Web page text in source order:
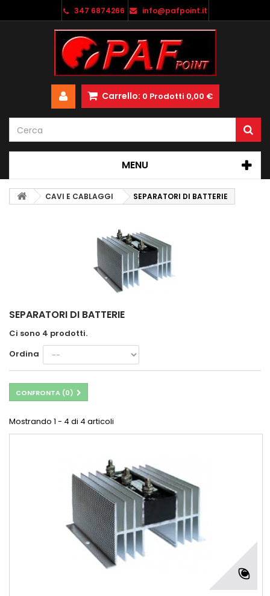
347 6874266 info@pafpoint.it
Carrello: 0 Prodotti 0,00 €
MENU
CAVI E CABLAGGI SEPARATORI DI BATTERIE
SEPARATORI DI BATTERIE
Ci sono 4 prodotti.
Ordina
CONFRONTA (0)
Mostrando 1 - 4 di 4 articoli